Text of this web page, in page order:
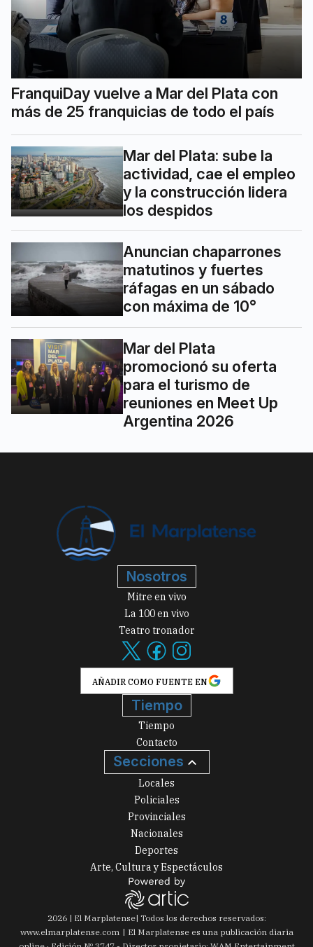
FranquiDay vuelve a Mar del Plata con
más de 25 franquicias de todo el país
Mar del Plata: sube la
actividad, cae el empleo
y la construcción lidera
los despidos
Anuncian chaparrones
matutinos y fuertes
ráfagas en un sábado
con máxima de 10°
Mar del Plata
promocionó su oferta
para el turismo de
reuniones en Meet Up
Argentina 2026
Nosotros
Mitre en vivo
La 100 en vivo
Teatro tronador
AÑADIR COMO FUENTE EN
Tiempo
Tiempo
Contacto
Secciones
Locales
Policiales
Provinciales
Nacionales
Deportes
Arte, Cultura y Espectáculos
2026| El Marplatense| Todos los derechos reservados:
www.elmarplatense.com
El Marplatense es una publicación diaria